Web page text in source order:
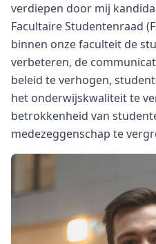
verdiepen door mij
Facultaire Studentenraad
binnen onze faculteit de
verbeteren, de
beleid te verhogen,
het onderwijskwaliteit te
betrokkenheid van
medezeggenschap te